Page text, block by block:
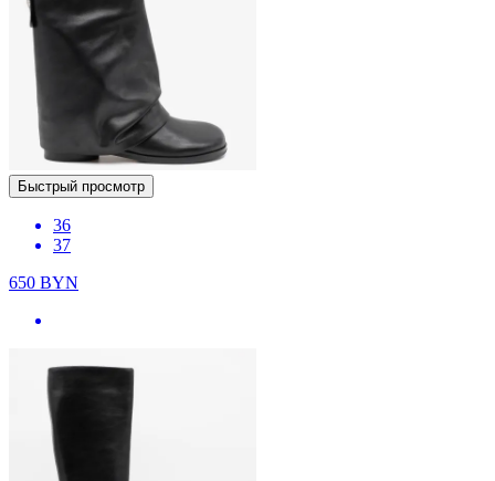
Быстрый просмотр
36
37
650 BYN